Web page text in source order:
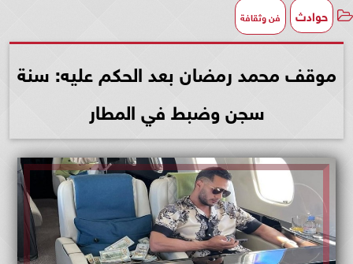
حوادث فن وثقافة
موقف محمد رمضان بعد الحكم عليه: سنة
سجن وضبط في المطار